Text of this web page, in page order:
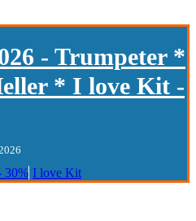
- Trumpeter *
* I love Kit -
30% I love Kit